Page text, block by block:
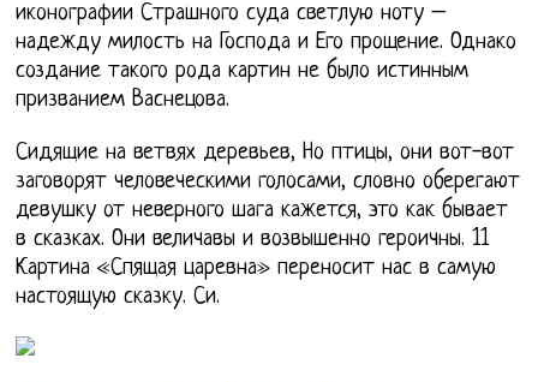
иконографии Страшного суда светлую ноту –
надежду милость на Господа и Его прощение. Однако
создание такого рода картин не было истинным
призванием Васнецова.
Сидящие на ветвях деревьев, Но птицы, они вот-вот
заговорят человеческими голосами, словно оберегают
девушку от неверного шага кажется, это как бывает
в сказках. Они величавы и возвышенно героичны. 11
Картина «Спящая царевна» переносит нас в самую
настоящую сказку. Си.